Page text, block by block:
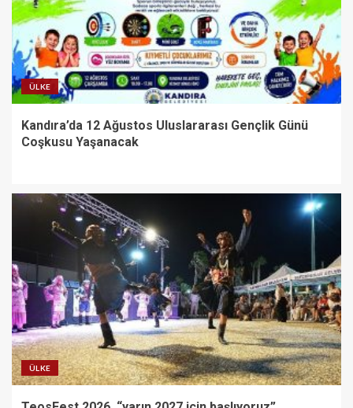
ÜLKE
Kandıra’da 12 Ağustos Uluslararası Gençlik Günü
Coşkusu Yaşanacak
ÜLKE